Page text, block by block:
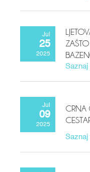
Jul
25
2025
ZAŠTO
Saznaj
Jul
09
2025
CRNA
Saznaj